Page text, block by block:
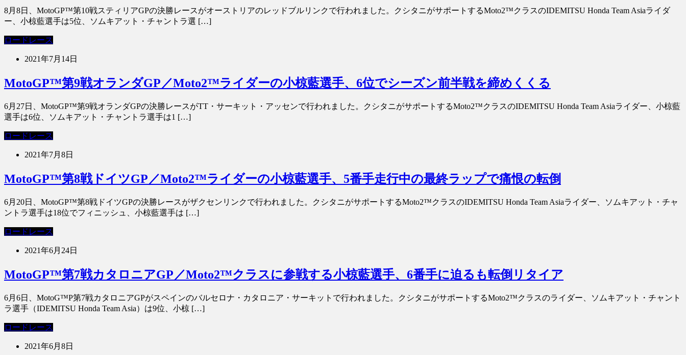
8月8日、MotoGP™第10戦スティリアGPの決勝レースがオーストリアのレッドブルリンクで行われました。クシタニがサポートするMoto2™クラスのIDEMITSU Honda Team Asiaライダ
ー、小椋藍選手は5位、ソムキアット・チャントラ選 […]
ロードレース
2021年7月14日
MotoGP™第9戦オランダGP／Moto2™ライダーの小椋藍選手、6位でシーズン前半戦を締めくくる
6月27日、MotoGP™第9戦オランダGPの決勝レースがTT・サーキット・アッセンで行われました。クシタニがサポートするMoto2™クラスのIDEMITSU Honda Team Asiaライダー、小椋藍
選手は6位、ソムキアット・チャントラ選手は1 […]
ロードレース
2021年7月8日
MotoGP™第8戦ドイツGP／Moto2™ライダーの小椋藍選手、5番手走行中の最終ラップで痛恨の転倒
6月20日、MotoGP™第8戦ドイツGPの決勝レースがザクセンリンクで行われました。クシタニがサポートするMoto2™クラスのIDEMITSU Honda Team Asiaライダー、ソムキアット・チャ
ントラ選手は18位でフィニッシュ、小椋藍選手は […]
ロードレース
2021年6月24日
MotoGP™第7戦カタロニアGP／Moto2™クラスに参戦する小椋藍選手、6番手に迫るも転倒リタイア
6月6日、MotoG™P第7戦カタロニアGPがスペインのバルセロナ・カタロニア・サーキットで行われました。クシタニがサポートするMoto2™クラスのライダー、ソムキアット・チャント
ラ選手（IDEMITSU Honda Team Asia）は9位、小椋 […]
ロードレース
2021年6月8日